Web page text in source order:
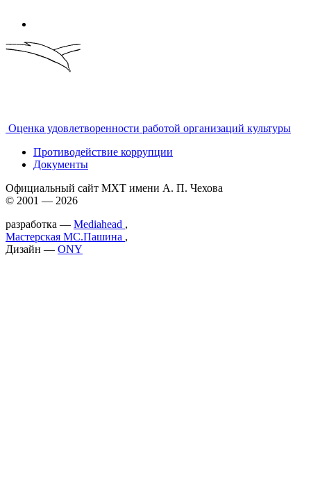
Оценка удовлетворенности работой организаций культуры
Противодействие коррупции
Документы
Официальный сайт МХТ имени А. П. Чехова
© 2001 — 2026
разработка — Mediahead ,
Мастерская МС.Пашина ,
Дизайн — ONY